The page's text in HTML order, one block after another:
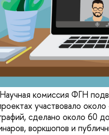
комиссия ФГН
участвовало
сделано около 60
воркшопов и